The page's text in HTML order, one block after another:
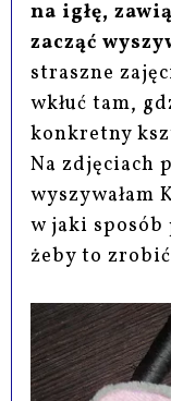
na igłę,
zacząć
straszne
wkłuć tam,
konkretny
Na zdjęciach
wyszywałam
w jaki sposób
żeby to